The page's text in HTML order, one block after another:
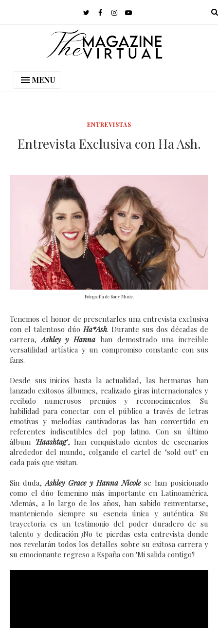
MENU
ENTREVISTAS
Entrevista Exclusiva con Ha Ash.
Fotografía de Sony Music.
Tenemos el honor de presentarles una entrevista exclusiva
con el talentoso dúo Ha*Ash. Durante sus dos décadas de
carrera,Ashley y Hanna han demostrado una increíble
versatilidad artística y un compromiso constante con sus
fans.
Desde sus inicios hasta la actualidad, las hermanas han
lanzado exitosos álbumes, realizado giras internacionales y
recibido numerosos premios y reconocimientos. Su
habilidad para conectar con el público a través de letras
emotivas y melodías cautivadoras las han convertido en
referentes indiscutibles del pop latino. Con su último
álbum 'Haashtag', han conquistado cientos de escenarios
alrededor del mundo, colgando el cartel de "sold out" en
cada país que visitan.
Sin duda,Ashley Grace y Hanna Nicolese han posicionado
como el dúo femenino más importante en Latinoamérica.
Además, a lo largo de los años, han sabido reinventarse,
manteniendo siempre su esencia única y auténtica. Su
trayectoria es un testimonio del poder duradero de su
talento y dedicación ¡No te pierdas esta entrevista donde
nos revelarán todos los detalles sobre su exitosa carrera y
su emocionante regreso a España con 'Mi salida contigo'!